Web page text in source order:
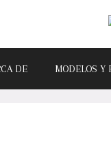
DE MODELOS Y